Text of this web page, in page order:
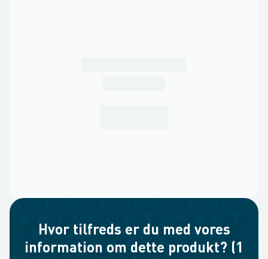
Hvor tilfreds er du med vores
information om dette produkt? (1